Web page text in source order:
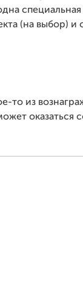
(на выбор) и
то из
оказаться